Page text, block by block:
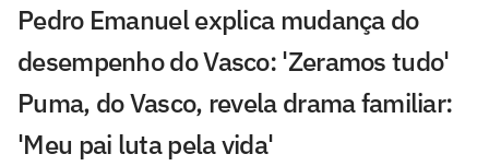
Pedro Emanuel explica mudança do
desempenho do Vasco: 'Zeramos tudo'
Puma, do Vasco, revela drama familiar:
'Meu pai luta pela vida'